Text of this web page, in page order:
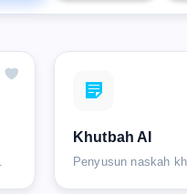
Khutbah AI
Penyusun naskah